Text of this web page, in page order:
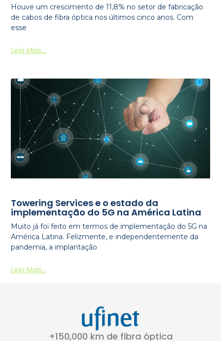
Houve um crescimento de 11,8% no setor de fabricação
de cabos de fibra óptica nos últimos cinco anos. Com
esse
Leia Mais...
Towering Services e o estado da
implementação do 5G na América Latina
Muito já foi feito em termos de implementação do 5G na
América Latina. Felizmente, e independentemente da
pandemia, a implantação
Leia Mais...
+150,000 km de fibra óptica